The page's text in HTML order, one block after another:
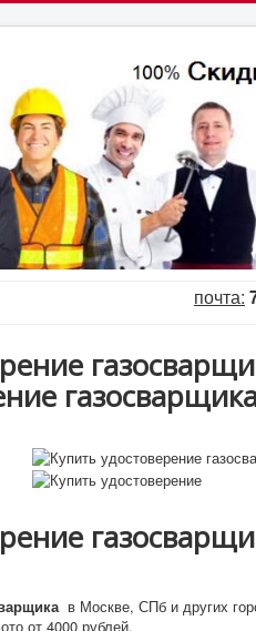
почта:
в Москве, СПб и других
от 4000 рублей.